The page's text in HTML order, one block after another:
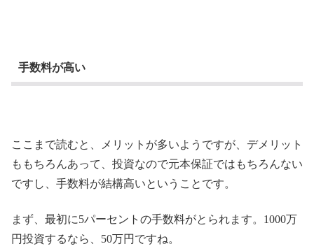
手数料が高い
ここまで読むと、メリットが多いようですが、デメリット
ももちろんあって、投資なので元本保証ではもちろんない
ですし、手数料が結構高いということです。
まず、最初に5パーセントの手数料がとられます。1000万
円投資するなら、50万円ですね。